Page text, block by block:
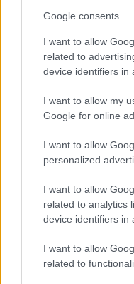
Google consents
I want to allow
related to
device identifiers in
I want to allow my
Google for online
I want to allow
personalized
I want to allow
related to analytics
device identifiers in
I want to allow
related to
Xαρακτήρες: 0/1000
Διαβάστε και
Καλός ο υπολογιστής
και προσοχή πάντα :)
Απαντήστε